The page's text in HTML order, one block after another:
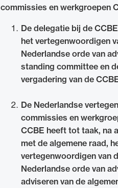
commissies en werkgroepen
De delegatie bij de
het vertegenwoordigen
Nederlandse orde van
standing committee en
vergadering van de
De Nederlandse
commissies en
CCBE heeft tot taak, na
met de algemene raad,
vertegenwoordigen van
Nederlandse orde van
adviseren van de